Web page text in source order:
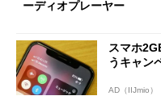
ーディオプレーヤー
スマホ
うキャン
AD（IIJmio）